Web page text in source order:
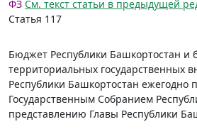
ФЗ См. текст статьи в предыдущей
Статья 117
Бюджет Республики Башкортостан и
территориальных государственных
Республики Башкортостан ежегодно
Государственным Собранием
представлению Главы Республики